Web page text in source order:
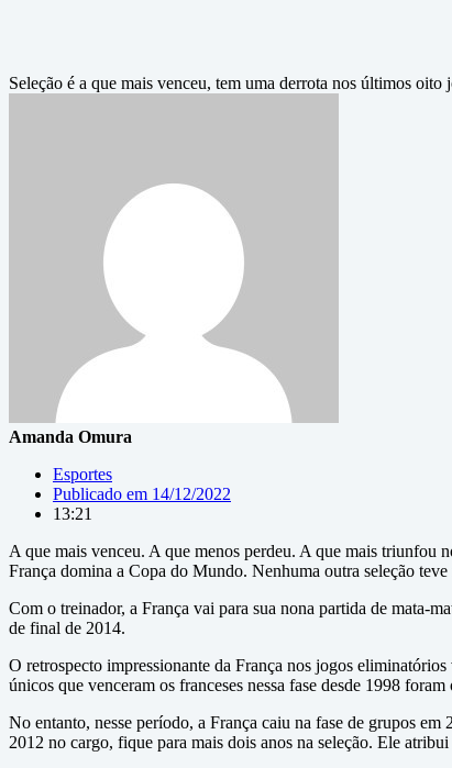
Seleção é a que mais venceu, tem uma derrota nos últimos
Amanda Omura
Esportes
Publicado em 14/12/2022
13:21
A que mais venceu. A que menos perdeu. A que mais triunfou
França domina a Copa do Mundo. Nenhuma outra seleção
Com o treinador, a França vai para sua nona partida de mata-
de final de 2014.
O retrospecto impressionante da França nos jogos
únicos que venceram os franceses nessa fase desde 1998
No entanto, nesse período, a França caiu na fase de grupos
2012 no cargo, fique para mais dois anos na seleção. Ele